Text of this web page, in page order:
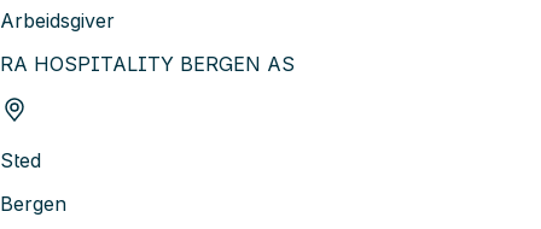
Arbeidsgiver
RA HOSPITALITY BERGEN AS
Sted
Bergen